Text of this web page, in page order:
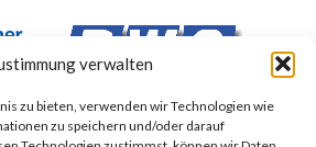
verwalten
zu bieten, verwenden wir Technologien wie
zu speichern und/oder darauf